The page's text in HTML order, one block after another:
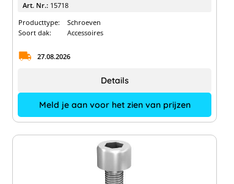
Art. Nr.: 15718
Producttype:
Schroeven
Soort dak:
Accessoires
27.08.2026
Meld je aan voor het zien van prijzen
Details